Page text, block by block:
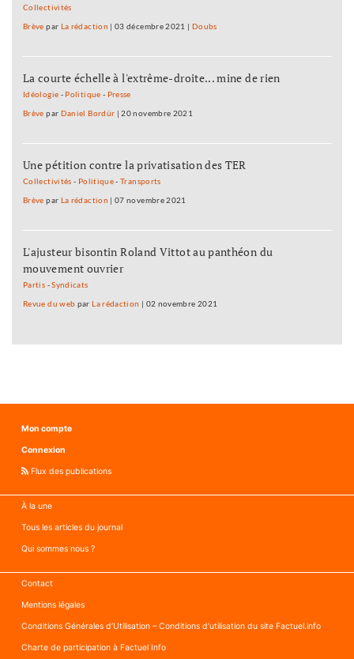
Collectivités
Brève par La rédaction |03 décembre 2021 Doubs
La courte échelle à l'extrême-droite... mine de rien
Idéologie - Politique - Presse
Brève par Daniel Bordür |20 novembre 2021
Une pétition contre la privatisation des TER
Collectivités - Politique-Transports
Brève par La rédaction |07 novembre 2021
L'ajusteur bisontin Roland Vittot au panthéon du
mouvement ouvrier
Partis -Syndicats
Revue du web par La rédaction 02 novembre 2021
Mon compte
Connexion
Flux des publications
À la une
Tous les articles du journal
Qui sommes nous ?
Contact
Mentions légales
Conditions Générales d’Utilisation – Conditions d’utilisation du site Factuel.info
Charte de participation à Factuel Info